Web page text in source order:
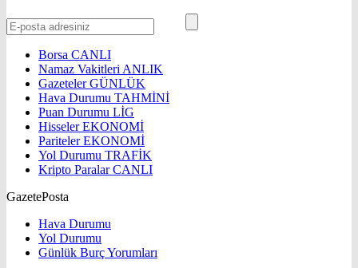
Borsa CANLI
Namaz Vakitleri ANLIK
GazetelerGÜNLÜK
Hava Durumu TAHMİNİ
Puan Durumu LİG
HisselerEKONOMİ
ParitelerEKONOMİ
Yol Durumu TRAFİK
Kripto ParalarCANLI
GazetePosta
Hava Durumu
Yol Durumu
Günlük Burç Yorumları